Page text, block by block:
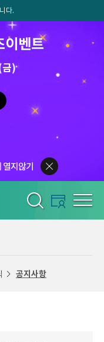
다.
이벤트
)
열지않기
공지사항